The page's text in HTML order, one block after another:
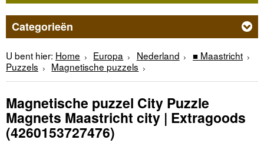
Categorieën
U bent hier: Home Europa Nederland
■ Maastricht
Puzzels
Magnetische puzzels
Magnetische puzzel City Puzzle
Magnets Maastricht city | Extragoods
(4260153727476)